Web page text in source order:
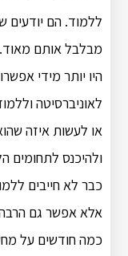
ללמוד. הם יודעים
מבלבל אותם
היו יותר מידי
לאוניברסיטה
או לעשות איזה
ולהיכנס לתחומים
כבר לא חייבים
אלא אפשר גם הרבה
כמה חודשים על